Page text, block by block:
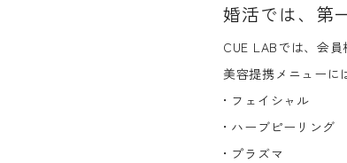
婚活では、第
CUE LABでは、会員
美容提携メニューに
• フェイシャル
• ハーブピーリング
• プラズマ